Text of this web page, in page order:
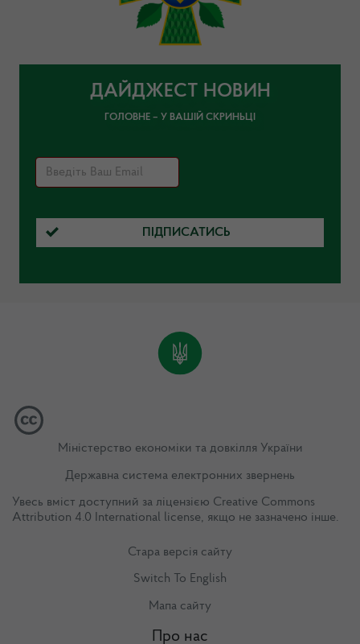
ДАЙДЖЕСТ НОВИН
ГОЛОВНЕ – У ВАШІЙ СКРИНЬЦІ
ПІДПИСАТИСЬ
Міністерство економіки та довкілля України
Державна система електронних звернень
Увесь вміст доступний за ліцензією Creative Commons
Attribution 4.0 International license, якщо не зазначено інше.
Стара версія сайту
Switch To English
Мапа сайту
Про нас